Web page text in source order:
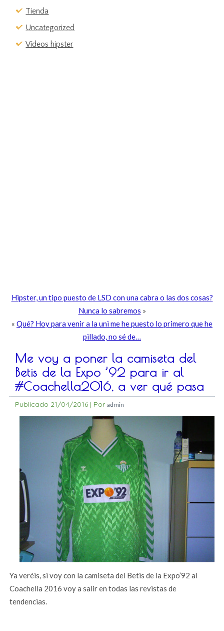
Tienda
Uncategorized
Vídeos hipster
Hipster, un tipo puesto de LSD con una cabra o las dos cosas?
Nunca lo sabremos »
« Qué? Hoy para venir a la uni me he puesto lo primero que he
pillado, no sé de…
Me voy a poner la camiseta del
Betis de la Expo ’92 para ir al
#Coachella2016, a ver qué pasa
Publicado 21/04/2016 | Por admin
Ya veréis, si voy con la camiseta del Betis de la Expo’92 al
Coachella 2016 voy a salir en todas las revistas de
tendencias.